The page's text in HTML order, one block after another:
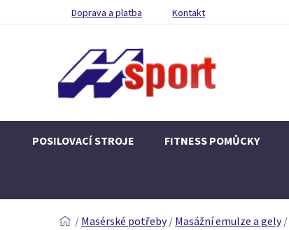
Doprava a platba Kontakt
POSILOVACÍ STROJE FITNESS POMŮCKY
/ Masérské potřeby / Masážní emulze a gely /